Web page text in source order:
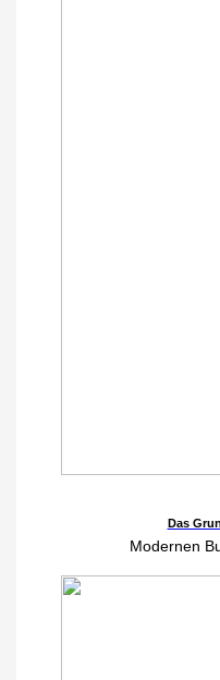
Das
Modernen